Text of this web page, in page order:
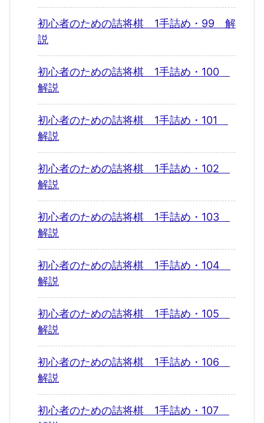
初心者のための詰将棋 1手詰め・99 解
説
初心者のための詰将棋 1手詰め・100
解説
初心者のための詰将棋 1手詰め・101
解説
初心者のための詰将棋 1手詰め・102
解説
初心者のための詰将棋 1手詰め・103
解説
初心者のための詰将棋 1手詰め・104
解説
初心者のための詰将棋 1手詰め・105
解説
初心者のための詰将棋 1手詰め・106
解説
初心者のための詰将棋 1手詰め・107